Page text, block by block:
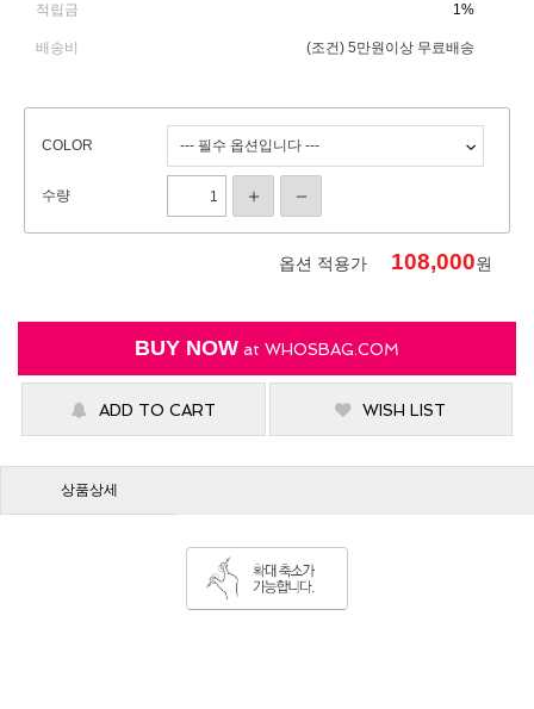
적립금 1%
배송비 (조건) 5만원이상 무료배송
COLOR
수량
옵션 적용가 108,000원
BUY NOW at WHOSBAG.COM
ADD TO CART WISH LIST
상품상세